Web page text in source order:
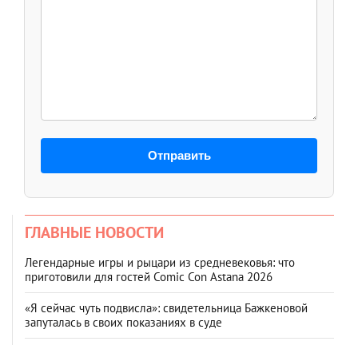
Отправить
ГЛАВНЫЕ НОВОСТИ
Легендарные игры и рыцари из средневековья: что
приготовили для гостей Comic Con Astana 2026
«Я сейчас чуть подвисла»: свидетельница Бажкеновой
запуталась в своих показаниях в суде